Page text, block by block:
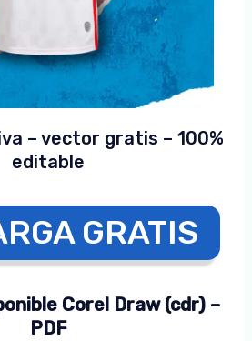
– vector gratis – 100%
editable
GRATIS
Corel Draw (cdr) –
PDF